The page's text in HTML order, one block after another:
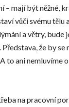
– mají být něžné,
vůči svému tělu
a větry, bude
že by
to ani nemluvíme
na pracovní